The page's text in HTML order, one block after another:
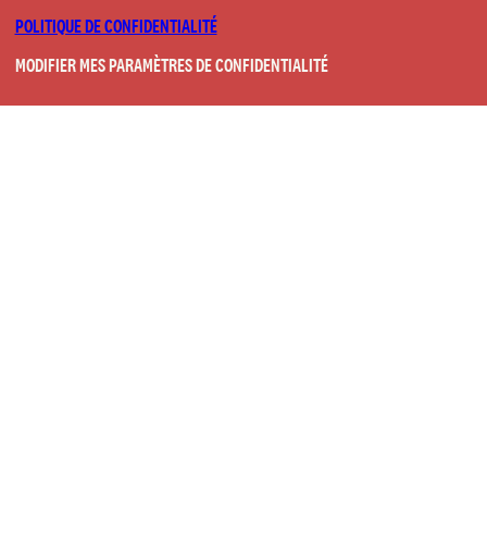
POLITIQUE DE CONFIDENTIALITÉ
MODIFIER MES PARAMÈTRES DE CONFIDENTIALITÉ